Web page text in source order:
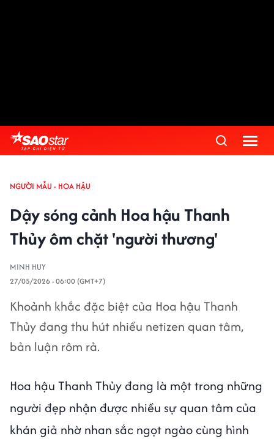
NGƯỜI MẪU - HOA HẬU
Dậy sóng cảnh Hoa hậu Thanh
Thủy ôm chặt 'người thương'
MINH HUY
27/05/2026 - 06:00 (GMT+7)
Khoảnh khắc đặc biệt của Hoa hậu Thanh
Thủy đang thu hút nhiều netizen quan tâm,
bản luận rôm rả.
Hoa hậu Thanh Thủy đang là một trong những
người đẹp nhận được nhiều sự quan tâm của
khán giả nhờ nhan sắc ngọt ngào cùng hình